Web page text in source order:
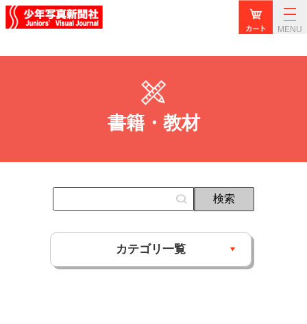
MENU
書籍・教材
カテゴリ一覧